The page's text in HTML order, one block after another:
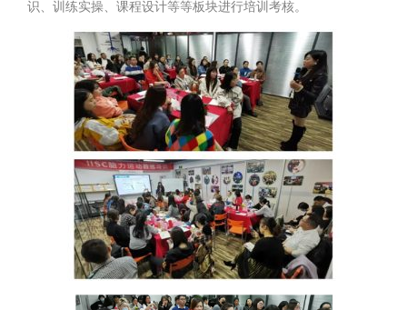
识、训练实操、课程设计等等板块进行培训考核。